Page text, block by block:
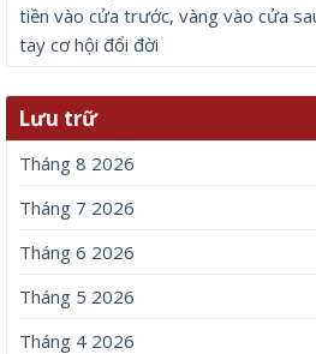
tiền vào cửa trước, vàng vào cửa
tay cơ hội đổi đời
Lưu trữ
Tháng 8 2026
Tháng 7 2026
Tháng 6 2026
Tháng 5 2026
Tháng 4 2026